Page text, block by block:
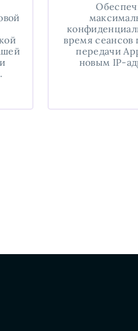
время сеансов
передачи
новым IP-